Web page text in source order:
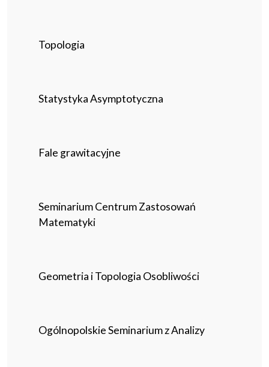
Topologia
Statystyka Asymptotyczna
Fale grawitacyjne
Seminarium Centrum Zastosowań
Matematyki
Geometria i Topologia Osobliwości
Ogólnopolskie Seminarium z Analizy